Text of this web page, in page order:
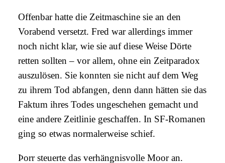
Offenbar hatte die Zeitmaschine sie an den
Vorabend versetzt. Fred war allerdings immer
noch nicht klar, wie sie auf diese Weise Dörte
retten sollten – vor allem, ohne ein Zeitparadox
auszulösen. Sie konnten sie nicht auf dem Weg
zu ihrem Tod abfangen, denn dann hätten sie das
Faktum ihres Todes ungeschehen gemacht und
eine andere Zeitlinie geschaffen. In SF-Romanen
ging so etwas normalerweise schief.
Þorr steuerte das verhängnisvolle Moor an.